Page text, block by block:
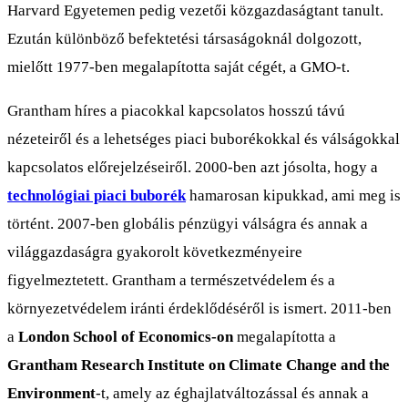
Harvard Egyetemen pedig vezetői közgazdaságtant tanult.
Ezután különböző befektetési társaságoknál dolgozott,
mielőtt 1977-ben megalapította saját cégét, a GMO-t.
Grantham híres a piacokkal kapcsolatos hosszú távú
nézeteiről és a lehetséges piaci buborékokkal és válságokkal
kapcsolatos előrejelzéseiről. 2000-ben azt jósolta, hogy a
technológiai piaci buborék hamarosan kipukkad, ami meg is
történt. 2007-ben globális pénzügyi válságra és annak a
világgazdaságra gyakorolt következményeire
figyelmeztetett. Grantham a természetvédelem és a
környezetvédelem iránti érdeklődéséről is ismert. 2011-ben
a London School of Economics-on megalapította a
Grantham Research Institute on Climate Change and the
Environment-t, amely az éghajlatváltozással és annak a